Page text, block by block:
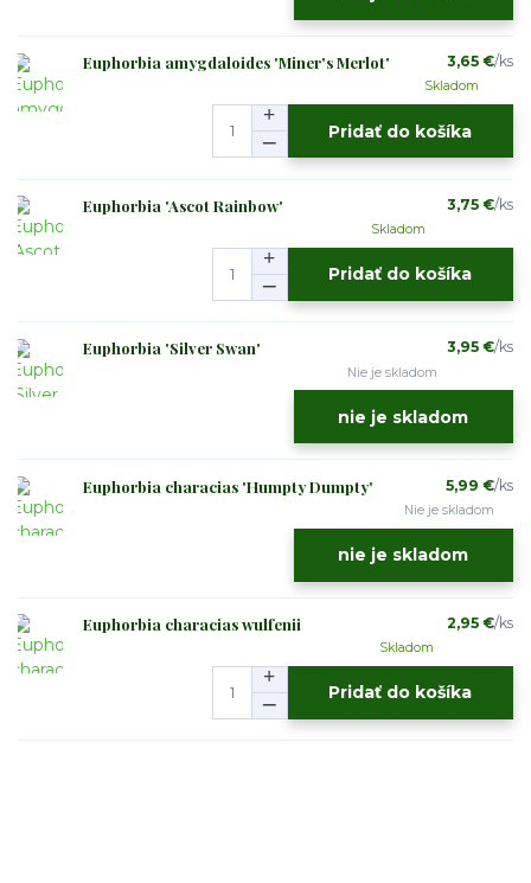
Euphorbia amygdaloides 'Miner's Merlot' 3,65 €/ks
Skladom
Pridať do košíka
Euphorbia 'Ascot Rainbow' 3,75 €/ks
Skladom
Pridať do košíka
Euphorbia 'Silver Swan' 3,95 €/ks
Nie je skladom
nie je skladom
Euphorbia characias 'Humpty Dumpty' 5,99 €/ks
Nie je skladom
nie je skladom
Euphorbia characias wulfenii 2,95 €/ks
Skladom
Pridať do košíka